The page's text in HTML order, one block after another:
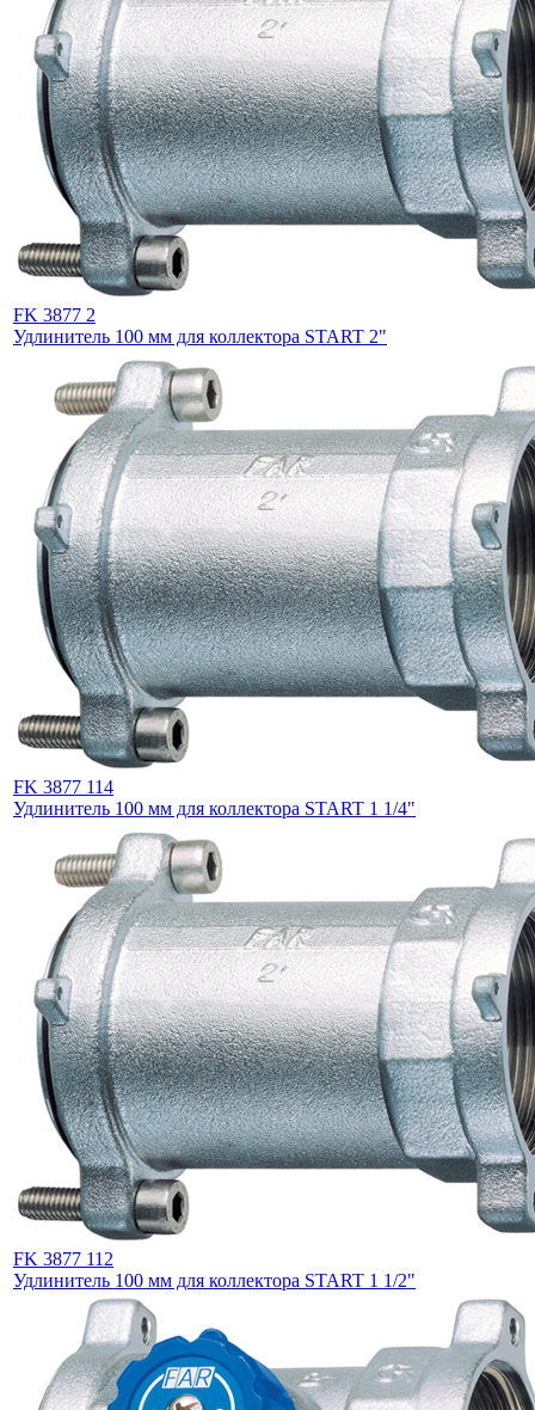
FK 3877 2
Удлинитель 100 мм для коллектора START 2"
FK 3877 114
Удлинитель 100 мм для коллектора START 1 1/4"
FK 3877 112
Удлинитель 100 мм для коллектора START 1 1/2"